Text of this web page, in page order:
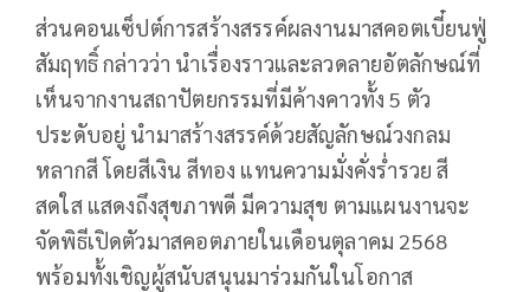
ส่วนคอนเซ็ปต์การสร้างสรรค์ผลงานมาสคอตเบี๋ยนฟู่
สัมฤทธิ์ กล่าวว่า นำเรื่องราวและลวดลายอัตลักษณ์ที่
เห็นจากงานสถาปัตยกรรมที่มีค้างคาวทั้ง 5 ตัว
ประดับอยู่ นำมาสร้างสรรค์ด้วยสัญลักษณ์วงกลม
หลากสี โดยสีเงิน สีทอง แทนความมั่งคั่งร่ำรวย สี
สดใส แสดงถึงสุขภาพดี มีความสุข ตามแผนงานจะ
จัดพิธีเปิดตัวมาสคอตภายในเดือนตุลาคม 2568
พร้อมทั้งเชิญผู้สนับสนุนมาร่วมกันในโอกาส